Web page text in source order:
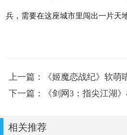
兵，需要在这座城市里闯出一片天
上一篇：《姬魔恋战纪》软萌
下一篇：《剑网3：指尖江湖
相关推荐